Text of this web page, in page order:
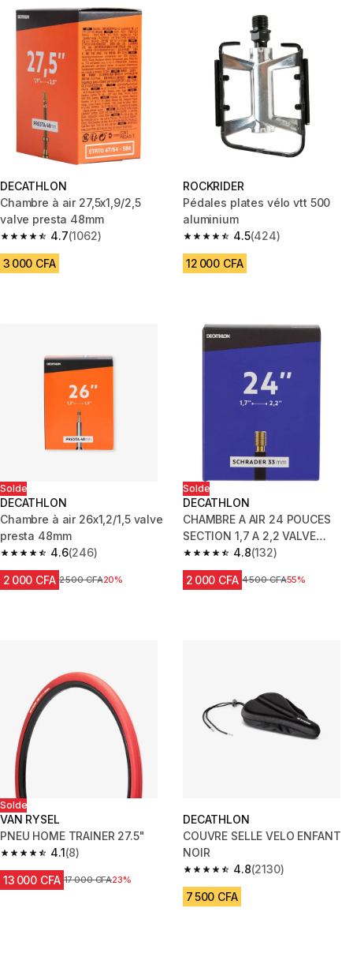
DECATHLON
Chambre à air 27,5x1,9/2,5
valve presta 48mm
4.7
4.7 out of 5 stars from 1062 reviews
(1062)
3 000 CFA
ROCKRIDER
Pédales plates vélo vtt 500
aluminium
4.5
4.5 out of 5 stars from 424
(424)
12 000 CFA
Solde
DECATHLON
Chambre à air 26x1,2/1,5 valve
presta 48mm
4.6
4.6 out of 5 stars from 246 reviews
(246)
2 000 CFA Prix avant réduction
2 500 CFA20%
Solde
DECATHLON
CHAMBRE A AIR 24 POUCES
SECTION 1,7 A 2,2 VALVE
SCHRADER4.8
4.8 out of 5 stars from 132
(132)
2 000 CFA Prix avant réduction
4 500 CFA55%
Solde
VAN RYSEL
PNEU HOME TRAINER 27.5"
4.1
4.1 out of 5 stars from 8 reviews
(8)
13 000 CFA Prix avant réduction
17 000 CFA23%
DECATHLON
COUVRE SELLE VELO ENFANT
NOIR
4.8
4.8 out of 5 stars from 2130
(2130)
7 500 CFA